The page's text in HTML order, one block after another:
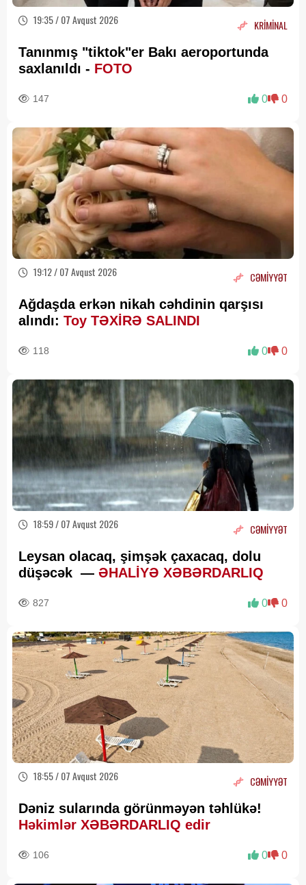
19:35 / 07 Avqust 2026 KRİMİNAL
Tanınmış "tiktok"er Bakı aeroportunda
saxlanıldı - FOTO
147 0 0
19:12 / 07 Avqust 2026 CƏMİYYƏT
Ağdaşda erkən nikah cəhdinin qarşısı
alındı: Toy TƏXİRƏ SALINDI
118 0 0
18:59 / 07 Avqust 2026 CƏMİYYƏT
Leysan olacaq, şimşək çaxacaq, dolu
düşəcək — ƏHALİYƏ XƏBƏRDARLIQ
827 0 0
18:55 / 07 Avqust 2026 CƏMİYYƏT
Dəniz sularında görünməyən təhlükə!
Həkimlər XƏBƏRDARLIQ edir
106 0 0